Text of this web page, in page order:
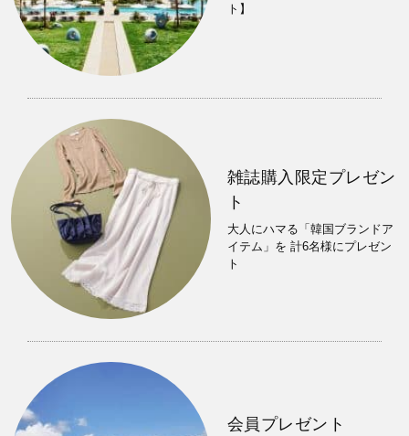
ト】
雑誌購入限定プレゼン
ト
大人にハマる「韓国ブランドア
イテム」を 計6名様にプレゼン
ト
会員プレゼント